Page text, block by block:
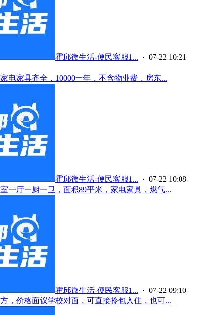
霍邱微生活-便民客服1... · 07-22 10:21
电家具齐全，10000一年，不含物业费，房东...
霍邱微生活-便民客服1... · 07-22 10:08
一厅一厨一卫，面积89平米，家电家具，燃气...
霍邱微生活-便民客服1... · 07-22 09:10
，价格面议学校对面，可直接拎包入住，也可...